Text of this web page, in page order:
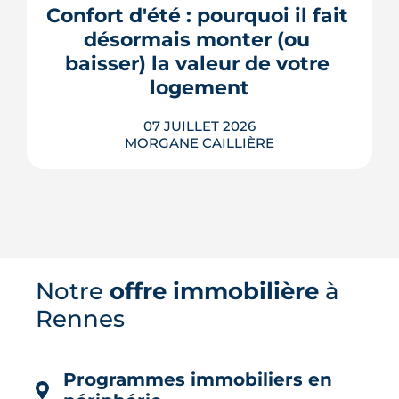
d'aménagement de la ville. Un enjeu de
plus en plus décisif à mesure que...
LIRE L'ARTICLE
Confort d'été : pourquoi il fait
désormais monter (ou
baisser) la valeur de votre
logement
07 JUILLET 2026
MORGANE CAILLIÈRE
de valeur immobilière. Plus-value
possible, risque de décote, limites du
DPE, atout du neuf : ce qu'il faut savoir
LIRE L'ARTICLE
Notre offre immobilière à
Rennes
Programmes immobiliers en